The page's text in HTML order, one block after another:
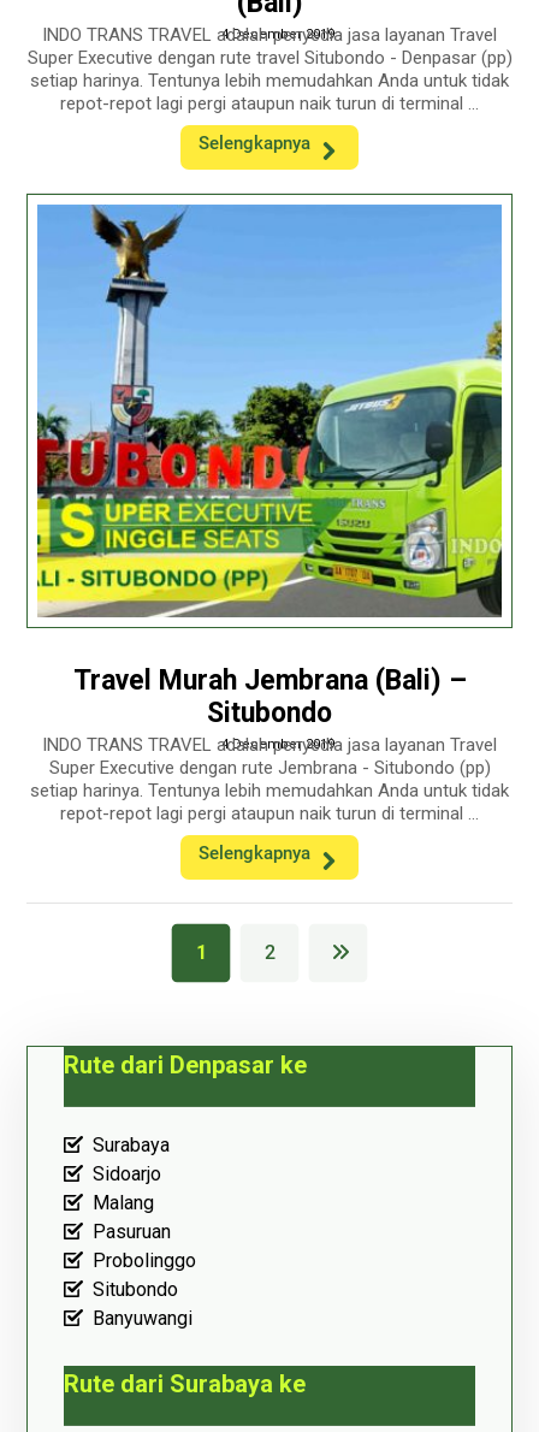
4 December 2019
INDO TRANS TRAVEL adalah penyedia jasa layanan Travel
Super Executive dengan rute travel Situbondo - Denpasar (pp)
setiap harinya. Tentunya lebih memudahkan Anda untuk tidak
repot-repot lagi pergi ataupun naik turun di terminal ...
Selengkapnya
Travel Murah Jembrana (Bali) –
Situbondo
4 December 2019
INDO TRANS TRAVEL adalah penyedia jasa layanan Travel
Super Executive dengan rute Jembrana - Situbondo (pp)
setiap harinya. Tentunya lebih memudahkan Anda untuk tidak
repot-repot lagi pergi ataupun naik turun di terminal ...
Selengkapnya
1 2
Rute dari Denpasar ke
Surabaya
Sidoarjo
Malang
Pasuruan
Probolinggo
Situbondo
Banyuwangi
Rute dari Surabaya ke